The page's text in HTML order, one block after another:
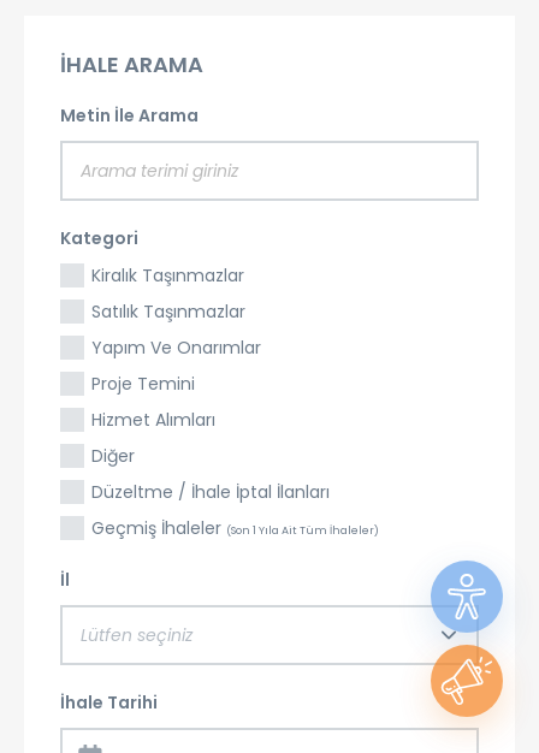
İHALE ARAMA
Metin İle Arama
Kategori
Kiralık Taşınmazlar
Satılık Taşınmazlar
Yapım Ve Onarımlar
Proje Temini
Hizmet Alımları
Diğer
Düzeltme / İhale İptal İlanları
Geçmiş İhaleler (Son 1 Yıla Ait Tüm İhaleler)
İl
Lütfen seçiniz
İhale Tarihi